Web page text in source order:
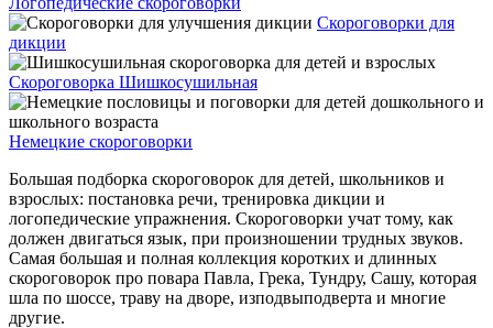
Скороговорки для
дикции
Скороговорка Шишкосушильная
Немецкие скороговорки
Большая подборка скороговорок для детей, школьников и
взрослых: постановка речи, тренировка дикции и
логопедические упражнения. Скороговорки учат тому, как
должен двигаться язык, при произношении трудных звуков.
Самая большая и полная коллекция коротких и длинных
скороговорок про повара Павла, Грека, Тундру, Сашу, которая
шла по шоссе, траву на дворе, изподвыподверта и многие
другие.